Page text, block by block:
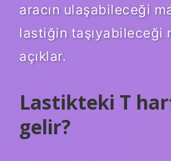
aracın ulaşabileceği
lastiğin taşıyabileceği
açıklar.
Lastikteki T
gelir?